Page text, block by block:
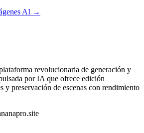
AI →
revolucionaria de generación y
por IA que ofrece edición
y preservación de escenas con rendimiento